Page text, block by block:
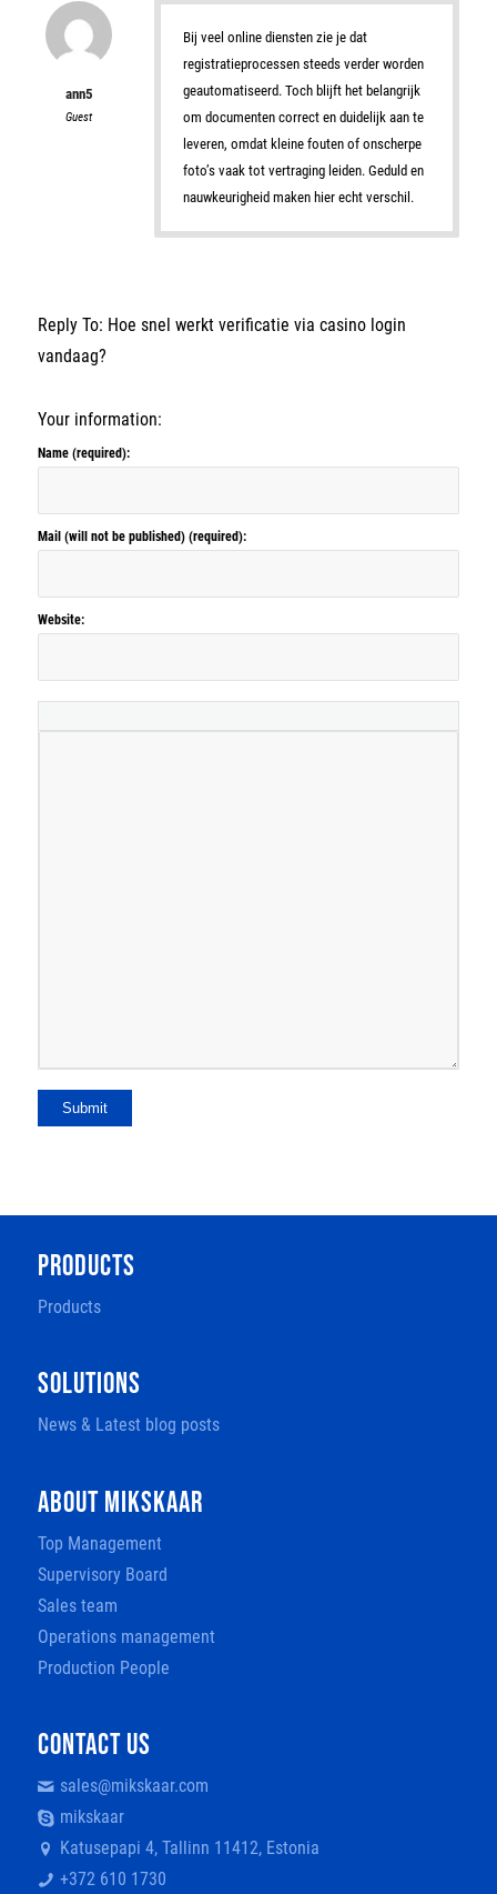
ann5
Guest
Bij veel online diensten zie je dat
registratieprocessen steeds verder worden
geautomatiseerd. Toch blijft het belangrijk
om documenten correct en duidelijk aan te
leveren, omdat kleine fouten of onscherpe
foto’s vaak tot vertraging leiden. Geduld en
nauwkeurigheid maken hier echt verschil.
Reply To: Hoe snel werkt verificatie via casino login
vandaag?
Your information:
Name (required):
Mail (will not be published) (required):
Website:
Submit
PRODUCTS
Products
SOLUTIONS
News & Latest blog posts
ABOUT MIKSKAAR
Top Management
Supervisory Board
Sales team
Operations management
Production People
CONTACT US
sales@mikskaar.com
mikskaar
Katusepapi 4, Tallinn 11412, Estonia
+372 610 1730